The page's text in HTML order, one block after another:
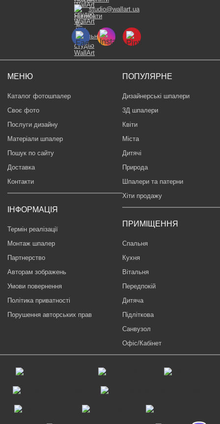
МЕНЮ
Каталог фотошпалер
Своє фото
Послуги дизайну
Матеріали шпалер
Пошук по сайту
Доставка
Контакти
ІНФОРМАЦІЯ
Термін реалізації
Монтаж шпалер
Партнерство
Авторам зображень
Умови повернення
Політика приватності
Порушення авторських прав
ПОПУЛЯРНЕ
Дизайнерські шпалери
3Д шпалери
Квіти
Міста
Дитячі
Природа
Шпалери та патерни
Хіти продажу
ПРИМІЩЕННЯ
Спальня
Кухня
Вітальня
Передпокій
Дитяча
Підліткова
Санвузол
Офіс/Кабінет
studio@wallart.ua